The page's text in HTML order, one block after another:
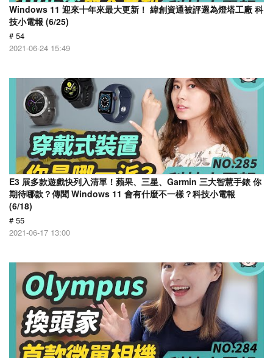
Windows 11 迎來十年來最大更新！ 緯創資通被評選為燈塔工廠 科
技小電報 (6/25)
# 54
2021-06-24 15:49
E3 展多款遊戲快列入清單！蘋果、三星、Garmin 三大智慧手錶 你
期待哪款？傳聞 Windows 11 會有什麼不一樣？科技小電報
(6/18)
# 55
2021-06-17 13:00